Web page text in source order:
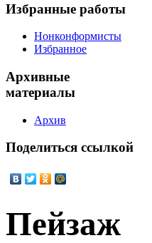
Избранные работы
Нонконформисты
Избранное
Архивные
материалы
Архив
Поделиться ссылкой
Пейзаж